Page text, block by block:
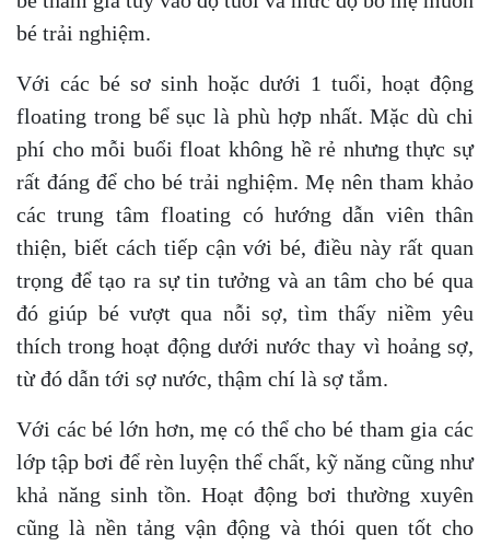
bé trải nghiệm.
Với các bé sơ sinh hoặc dưới 1 tuổi, hoạt động
floating trong bể sục là phù hợp nhất. Mặc dù chi
phí cho mỗi buổi float không hề rẻ nhưng thực sự
rất đáng để cho bé trải nghiệm. Mẹ nên tham khảo
các trung tâm floating có hướng dẫn viên thân
thiện, biết cách tiếp cận với bé, điều này rất quan
trọng để tạo ra sự tin tưởng và an tâm cho bé qua
đó giúp bé vượt qua nỗi sợ, tìm thấy niềm yêu
thích trong hoạt động dưới nước thay vì hoảng sợ,
từ đó dẫn tới sợ nước, thậm chí là sợ tắm.
Với các bé lớn hơn, mẹ có thể cho bé tham gia các
lớp tập bơi để rèn luyện thể chất, kỹ năng cũng như
khả năng sinh tồn. Hoạt động bơi thường xuyên
cũng là nền tảng vận động và thói quen tốt cho